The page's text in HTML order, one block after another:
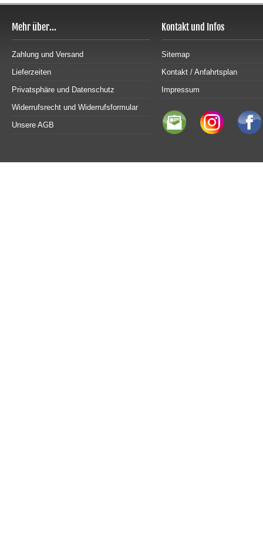
Mehr über...
Zahlung und Versand
Lieferzeiten
Privatsphäre und Datenschutz
Widerrufsrecht und Widerrufsformular
Unsere AGB
Kontakt und Infos
Sitemap
Kontakt / Anfahrtsplan
Impressum